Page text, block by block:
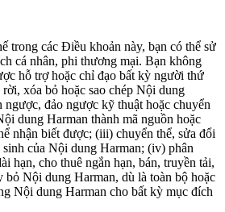
trong các Điều khoản này, bạn có thể sử
cá nhân, phi thương mại. Bạn không
hỗ trợ hoặc chỉ đạo bất kỳ người thứ
xóa bỏ hoặc sao chép Nội dung
đảo ngược kỹ thuật hoặc chuyển
dung Harman thành mã nguồn hoặc
nhận biết được; (iii) chuyển thể, sửa đổi
sinh của Nội dung Harman; (iv) phân
hạn, cho thuê ngắn hạn, bán, truyền tải,
bỏ Nội dung Harman, dù là toàn bộ hoặc
Nội dung Harman cho bất kỳ mục đích